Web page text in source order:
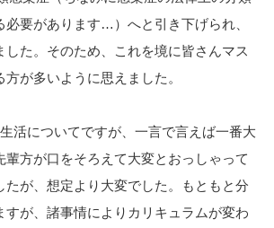
必要があります…）へと引き下げられ、
した。そのため、これを境に皆さんマス
が多いように思えました。
活についてですが、一言で言えば一番大
輩方が口をそろえて大変とおっしゃって
たが、想定より大変でした。もともと分
すが、諸事情によりカリキュラムが変わ